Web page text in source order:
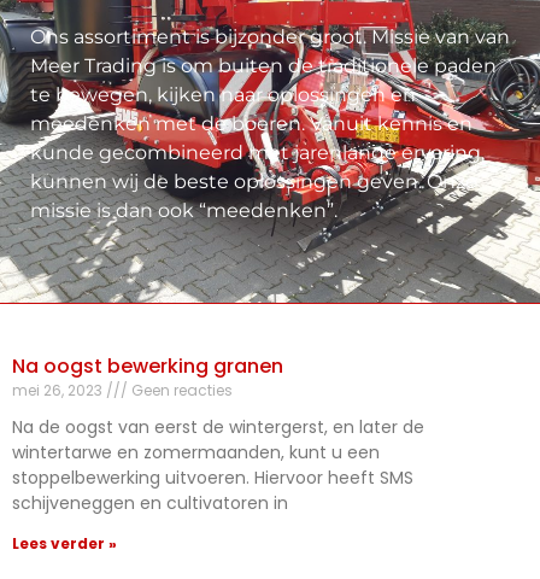
Ons assortiment is bijzonder groot. Missie van van
Meer Trading is om buiten de traditionele paden
te bewegen, kijken naar oplossingen en
meedenken met de boeren. Vanuit kennis en
kunde gecombineerd met jarenlange ervaring,
kunnen wij de beste oplossingen geven. Onze
missie is dan ook “meedenken”.
Na oogst bewerking granen
mei 26, 2023 Geen reacties
Na de oogst van eerst de wintergerst, en later de
wintertarwe en zomermaanden, kunt u een
stoppelbewerking uitvoeren. Hiervoor heeft SMS
schijveneggen en cultivatoren in
Lees verder »